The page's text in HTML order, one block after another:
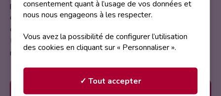
par des membres de la sessionAnimateur esport
d’Orléans, vous apprendrez les bases de l’animation, du
cast e-sport tout en vivant l’adrénaline d’une compétition.
Un atelier ludique et formateur pour comprendre les
métiers clés de l’univers e-sportif !
consentement quant à l’usage de vos données et
nous nous engageons à les respecter.
Vous avez la possibilité de configurer l’utilisation
des cookies en cliquant sur « Personnaliser ».
✓ Tout accepter